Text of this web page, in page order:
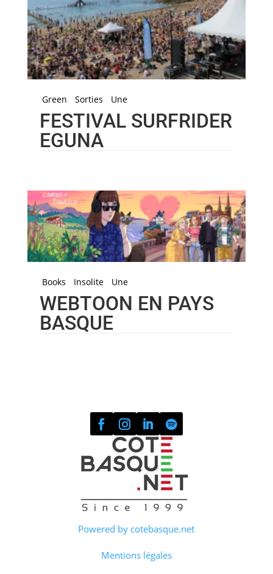
Green Sorties Une
FESTIVAL SURFRIDER
EGUNA
Books Insolite Une
WEBTOON EN PAYS
BASQUE
Powered by cotebasque.net
Mentions légales